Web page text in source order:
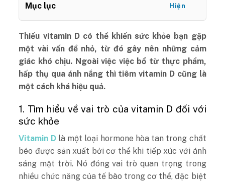
Mục lục Hiện
Thiếu vitamin D có thể khiến sức khỏe bạn gặp
một vài vấn đề nhỏ, từ đó gây nên những cảm
giác khó chịu. Ngoài việc việc bổ từ thực phẩm,
hấp thụ qua ánh nắng thì tiêm vitamin D cũng là
một cách khá hiệu quả.
1. Tìm hiểu về vai trò của vitamin D đối với
sức khỏe
Vitamin Dlà một loại hormone hòa tan trong chất
béo được sản xuất bởi cơ thể khi tiếp xúc với ánh
sáng mặt trời. Nó đóng vai trò quan trọng trong
nhiều chức năng của tế bào trong cơ thể, đặc biệt